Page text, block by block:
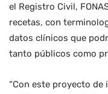
el Registro Civil,
recetas, con
datos clínicos que
tanto públicos como
“Con este proyecto